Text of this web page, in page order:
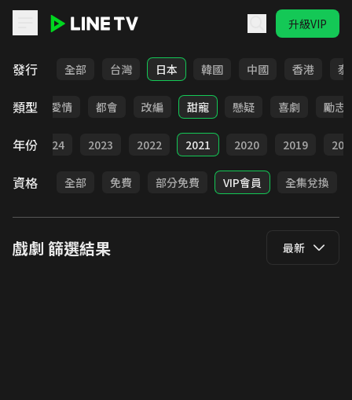
升級VIP
發行 全部 台灣 日本 韓國 中國 香港 泰
類型
古裝 愛情 都會 改編 甜寵 懸疑 喜劇 勵志
年份 2024 2023 2022 2021 2020 2019
資格 全部 免費 部分免費 VIP會員 全集兌換
戲劇 篩選結果 最新